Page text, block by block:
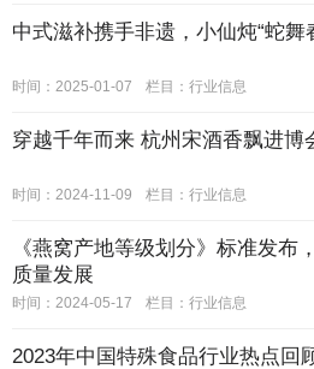
中式滋补携手非遗，小仙炖“蛇
时间：2025-01-07 栏目： 行业信息
穿越千年而来 杭州宋酒香飘进博
时间：2024-11-09 栏目： 行业信息
《燕窝产地等级划分》标准发布
质量发展
时间：2024-05-17 栏目： 行业信息
2023年中国特殊食品行业热点回